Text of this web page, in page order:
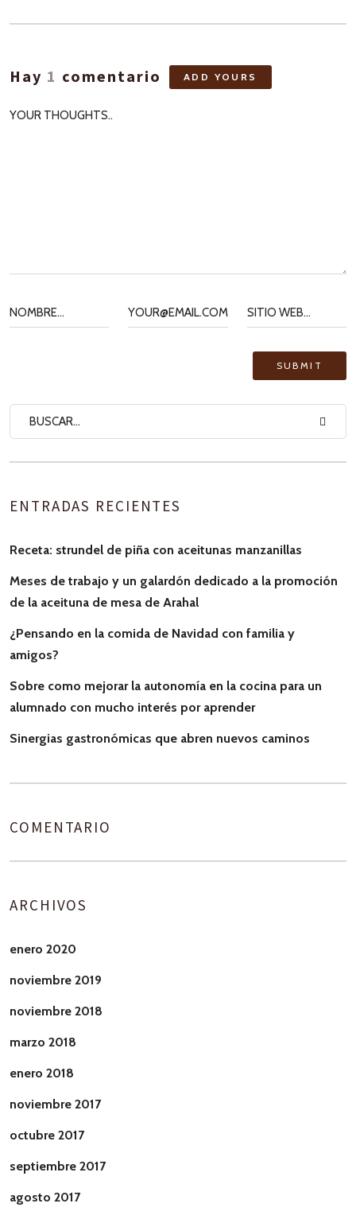
Hay 1 comentario ADD YOURS
ENTRADAS RECIENTES
Receta: strundel de piña con aceitunas manzanillas
Meses de trabajo y un galardón dedicado a la promoción
de la aceituna de mesa de Arahal
¿Pensando en la comida de Navidad con familia y
amigos?
Sobre como mejorar la autonomía en la cocina para un
alumnado con mucho interés por aprender
Sinergias gastronómicas que abren nuevos caminos
COMENTARIO
ARCHIVOS
enero 2020
noviembre 2019
noviembre 2018
marzo 2018
enero 2018
noviembre 2017
octubre 2017
septiembre 2017
agosto 2017